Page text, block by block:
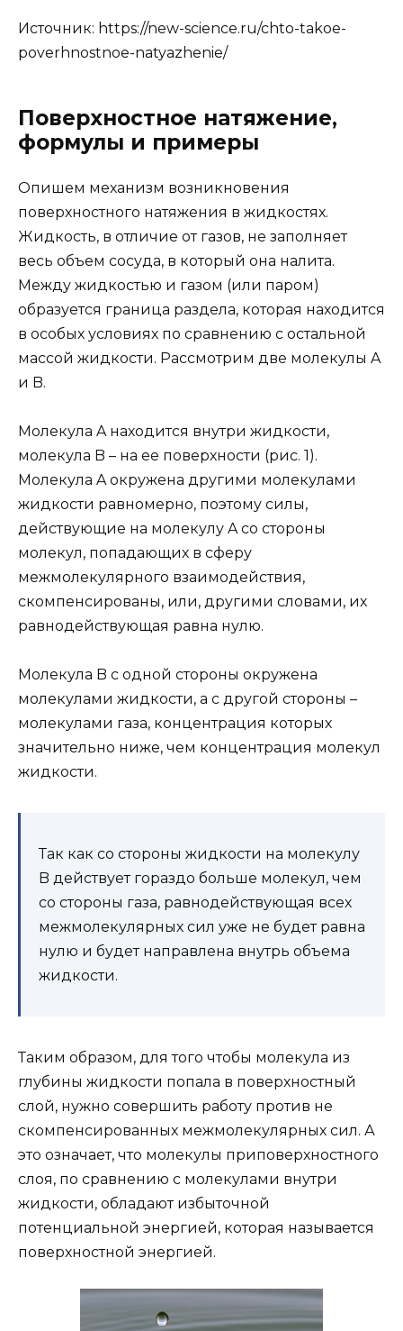
Источник: https://new-science.ru/chto-takoe-
poverhnostnoe-natyazhenie/
Поверхностное натяжение,
формулы и примеры
Опишем механизм возникновения
поверхностного натяжения в жидкостях.
Жидкость, в отличие от газов, не заполняет
весь объем сосуда, в который она налита.
Между жидкостью и газом (или паром)
образуется граница раздела, которая находится
в особых условиях по сравнению с остальной
массой жидкости. Рассмотрим две молекулы A
и B.
Молекула A находится внутри жидкости,
молекула B – на ее поверхности (рис. 1).
Молекула A окружена другими молекулами
жидкости равномерно, поэтому силы,
действующие на молекулу A со стороны
молекул, попадающих в сферу
межмолекулярного взаимодействия,
скомпенсированы, или, другими словами, их
равнодействующая равна нулю.
Молекула B с одной стороны окружена
молекулами жидкости, а с другой стороны –
молекулами газа, концентрация которых
значительно ниже, чем концентрация молекул
жидкости.
Так как со стороны жидкости на молекулу
B действует гораздо больше молекул, чем
со стороны газа, равнодействующая всех
межмолекулярных сил уже не будет равна
нулю и будет направлена внутрь объема
жидкости.
Таким образом, для того чтобы молекула из
глубины жидкости попала в поверхностный
слой, нужно совершить работу против не
скомпенсированных межмолекулярных сил. А
это означает, что молекулы приповерхностного
слоя, по сравнению с молекулами внутри
жидкости, обладают избыточной
потенциальной энергией, которая называется
поверхностной энергией.